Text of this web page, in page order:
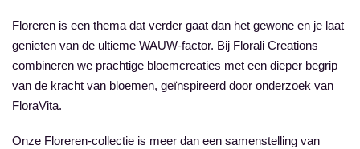
Floreren is een thema dat verder gaat dan het gewone en je laat
genieten van de ultieme WAUW-factor. Bij Florali Creations
combineren we prachtige bloemcreaties met een dieper begrip
van de kracht van bloemen, geïnspireerd door onderzoek van
FloraVita.
Onze Floreren-collectie is meer dan een samenstelling van